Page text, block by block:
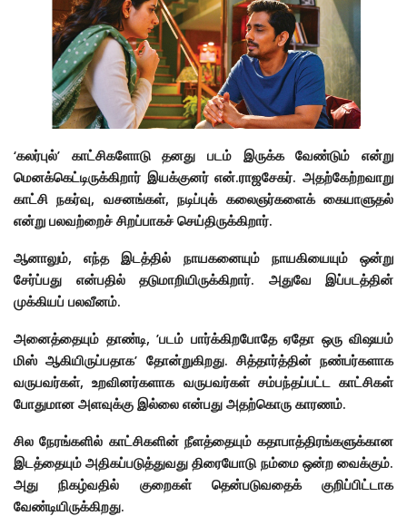
‘கலர்புல்’ காட்சிகளோடு தனது படம் இருக்க வேண்டும் என்று
மெனக்கெட்டிருக்கிறார் இயக்குனர் என்.ராஜசேகர். அதற்கேற்றவாறு
காட்சி நகர்வு, வசனங்கள், நடிப்புக் கலைஞர்களைக் கையாளுதல்
என்று பலவற்றைச் சிறப்பாகச் செய்திருக்கிறார்.
ஆனாலும், எந்த இடத்தில் நாயகனையும் நாயகியையும் ஒன்று
சேர்ப்பது என்பதில் தடுமாறியிருக்கிறார். அதுவே இப்படத்தின்
முக்கியப் பலவீனம்.
அனைத்தையும் தாண்டி, ’படம் பார்க்கிறபோதே ஏதோ ஒரு விஷயம்
மிஸ் ஆகியிருப்பதாக’ தோன்றுகிறது. சித்தார்த்தின் நண்பர்களாக
வருபவர்கள், உறவினர்களாக வருபவர்கள் சம்பந்தப்பட்ட காட்சிகள்
போதுமான அளவுக்கு இல்லை என்பது அதற்கொரு காரணம்.
சில நேரங்களில் காட்சிகளின் நீளத்தையும் கதாபாத்திரங்களுக்கான
இடத்தையும் அதிகப்படுத்துவது திரையோடு நம்மை ஒன்ற வைக்கும்.
அது நிகழ்வதில் குறைகள் தென்படுவதைக் குறிப்பிட்டாக
வேண்டியிருக்கிறது.